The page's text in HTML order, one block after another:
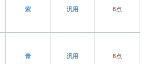
紫 汎用 6点
青 汎用 6点